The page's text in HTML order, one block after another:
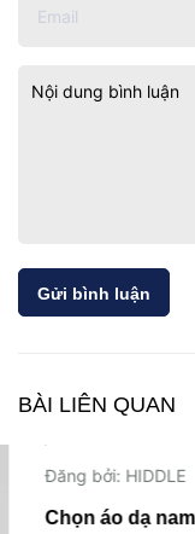
Gửi bình luận
BÀI LIÊN QUAN
Đăng bởi: HIDDLE
Chọn áo dạ nam